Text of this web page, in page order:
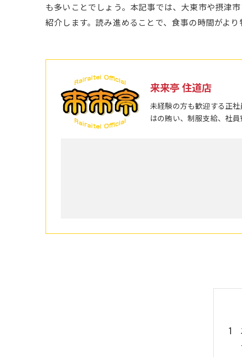
も多いことでしょう。本記事では、大東市や摂津
紹介します。読み進めることで、食事の時間がよ
来来亭 住道店
未経験の方も歓迎する正
はの賄い、制服支給、社